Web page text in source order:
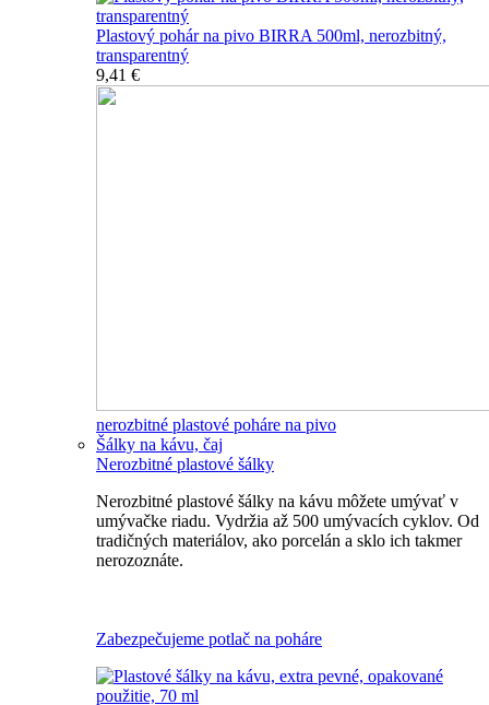
Plastový pohár na pivo BIRRA 500ml, nerozbitný,
transparentný
9,41 €
nerozbitné plastové poháre na pivo
Šálky na kávu, čaj
Nerozbitné plastové šálky
Nerozbitné plastové šálky na kávu môžete umývať v
umývačke riadu. Vydržia až 500 umývacích cyklov. Od
tradičných materiálov, ako porcelán a sklo ich takmer
nerozoznáte.
Zabezpečujeme potlač na poháre